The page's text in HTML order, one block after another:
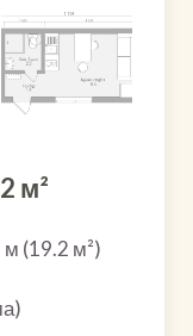
м²
м (19.2 м²)